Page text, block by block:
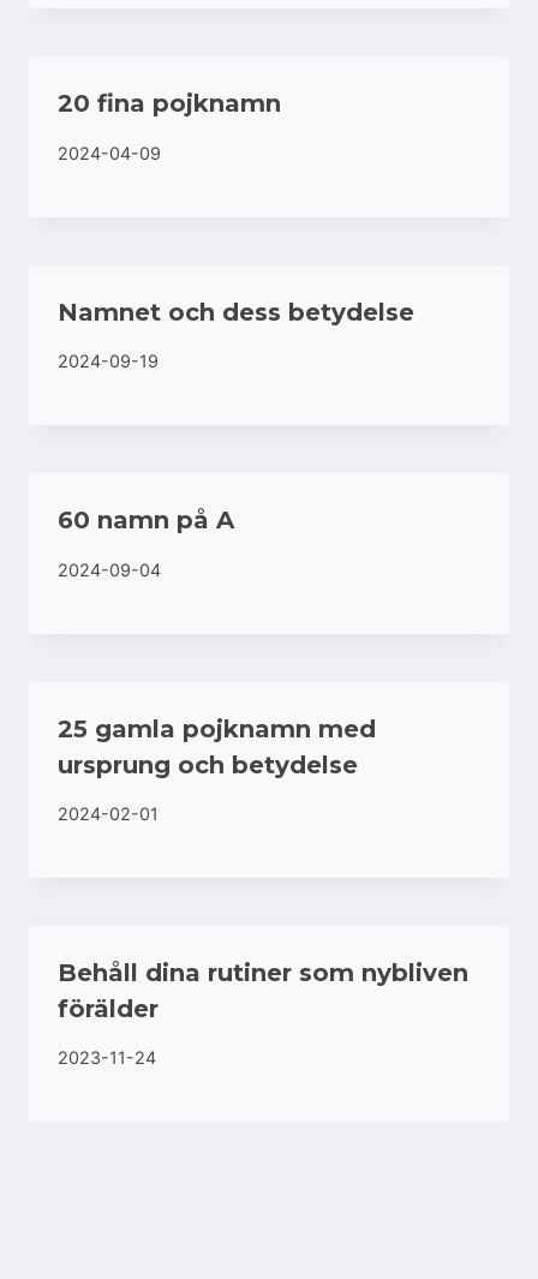
20 fina pojknamn
2024-04-09
Namnet och dess betydelse
2024-09-19
60 namn på A
2024-09-04
25 gamla pojknamn med
ursprung och betydelse
2024-02-01
Behåll dina rutiner som nybliven
förälder
2023-11-24